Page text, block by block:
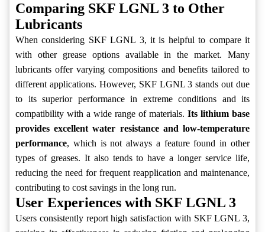
Comparing SKF LGNL 3 to Other
Lubricants
When considering SKF LGNL 3, it is helpful to compare it
with other grease options available in the market. Many
lubricants offer varying compositions and benefits tailored to
different applications. However, SKF LGNL 3 stands out due
to its superior performance in extreme conditions and its
compatibility with a wide range of materials. Its lithium base
provides excellent water resistance and low-temperature
performance, which is not always a feature found in other
types of greases. It also tends to have a longer service life,
reducing the need for frequent reapplication and maintenance,
contributing to cost savings in the long run.
User Experiences with SKF LGNL 3
Users consistently report high satisfaction with SKF LGNL 3,